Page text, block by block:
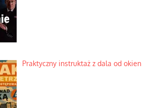
Praktyczny instruktaż z dala od okien